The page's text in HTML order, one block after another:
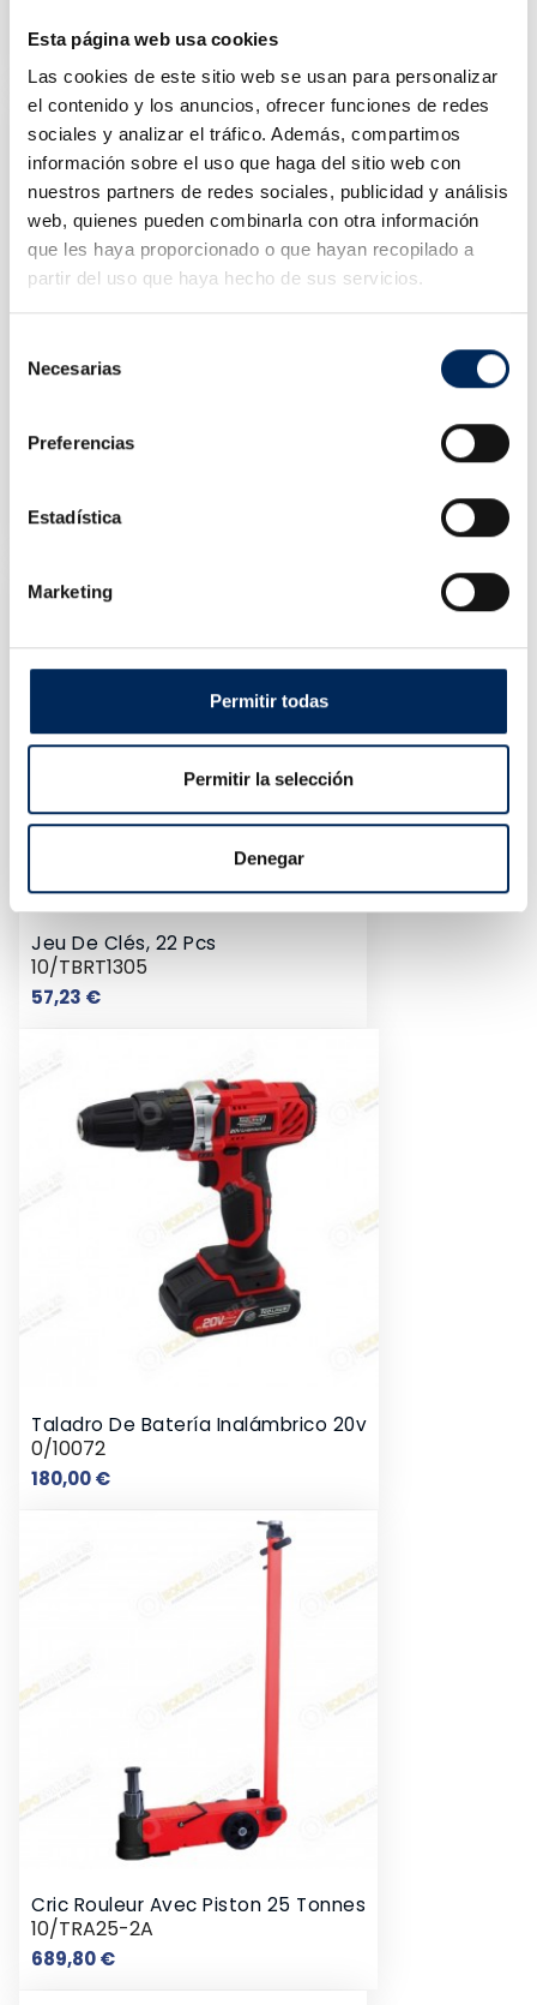
Esta página web usa cookies
Las cookies de este sitio web se usan para personalizar
el contenido y los anuncios, ofrecer funciones de redes
sociales y analizar el tráfico. Además, compartimos
información sobre el uso que haga del sitio web con
nuestros partners de redes sociales, publicidad y análisis
web, quienes pueden combinarla con otra información
que les haya proporcionado o que hayan recopilado a
partir del uso que haya hecho de sus servicios.
Necesarias
Preferencias
Estadística
Marketing
Permitir todas
Permitir la selección
Denegar
0/1.100.022
1 176,22 €Prix
Jeu De Clés, 22 Pcs
10/TBRT1305
57,23 €Prix
Taladro De Batería Inalámbrico 20v
0/10072
180,00 €Prix
Cric Rouleur Avec Piston 25 Tonnes
10/TRA25-2A
689,80 €Prix